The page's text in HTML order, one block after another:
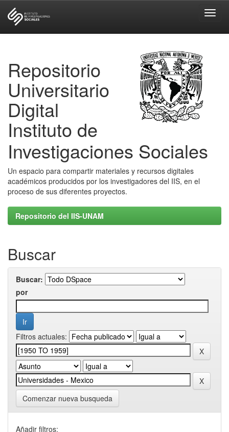
Repositorio
Universitario
Digital
Instituto de
Investigaciones Sociales
Un espacio para compartir materiales y recursos digitales
académicos producidos por los investigadores del IIS, en el
proceso de sus diferentes proyectos.
Repositorio del IIS-UNAM
Buscar
Buscar:
por
Filtros actuales:
Comenzar nueva busqueda
Añadir filtros: